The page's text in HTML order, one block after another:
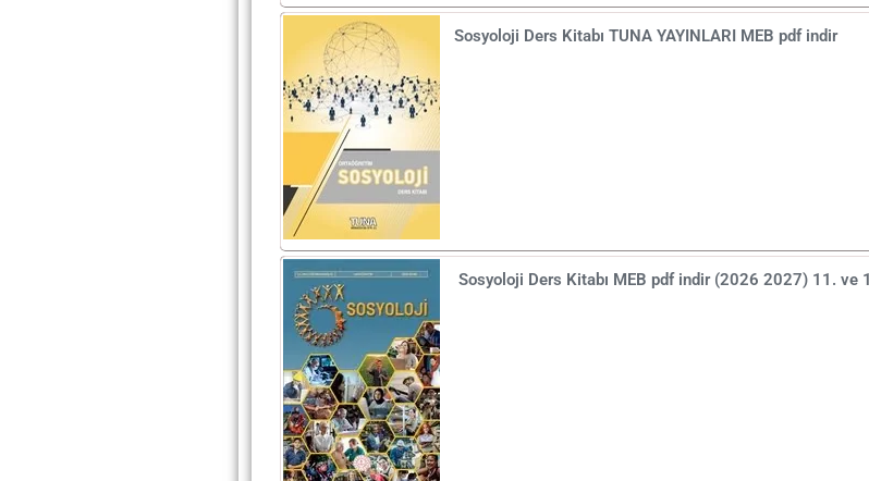
Sosyoloji Ders Kitabı TUNA YAYINLARI MEB pdf indir
Sosyoloji Ders Kitabı MEB pdf indir (2026 2027) 11. ve